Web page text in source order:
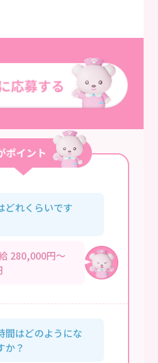
どれくらいです
280,000円～
間はどのようにな
か？